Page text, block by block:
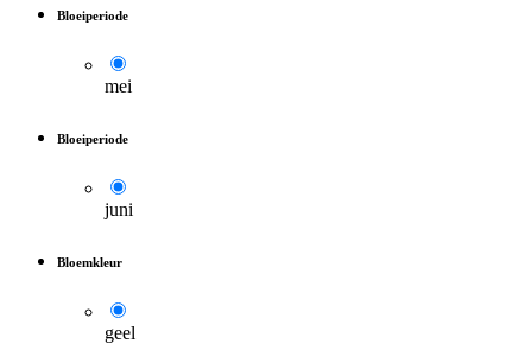
Bloeiperiode
mei
Bloeiperiode
juni
Bloemkleur
geel